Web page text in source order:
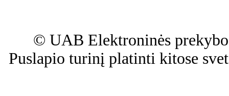
© UAB Elektroninės
Puslapio turinį platinti kitose